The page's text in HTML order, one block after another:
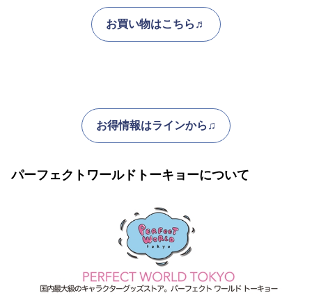
お買い物はこちら♬
お得情報はラインから♫
パーフェクトワールドトーキョーについて